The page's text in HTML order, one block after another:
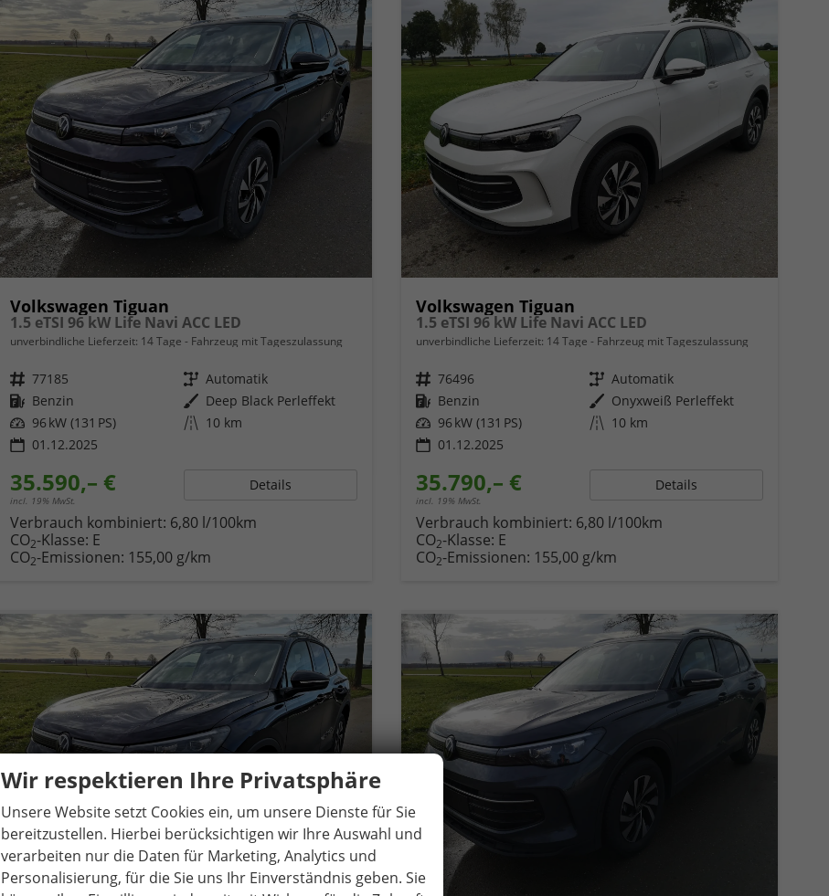
Volkswagen Tiguan
1.5 eTSI 96 kW Life Navi ACC LED
unverbindliche Lieferzeit: 14 Tage Fahrzeug mit Tageszulassung
Fahrzeugnr. 77185 Getriebe Automatik
Kraftstoff Benzin Außenfarbe Deep Black Perleffekt
Leistung 96 kW (131 PS) Kilometerstand 10 km
01.12.2025
35.590,– €
incl. 19% MwSt.
Details
Verbrauch kombiniert: 6,80 l/100km
CO2-Klasse: E
CO2-Emissionen: 155,00 g/km
Volkswagen Tiguan
1.5 eTSI 96 kW Life Navi ACC LED
unverbindliche Lieferzeit: 14 Tage Fahrzeug mit Tageszulassung
Fahrzeugnr. 76496 Getriebe Automatik
Kraftstoff Benzin Außenfarbe Onyxweiß Perleffekt
Leistung 96 kW (131 PS) Kilometerstand 10 km
01.12.2025
35.790,– €
incl. 19% MwSt.
Details
Verbrauch kombiniert: 6,80 l/100km
CO2-Klasse: E
CO2-Emissionen: 155,00 g/km
Wir respektieren Ihre Privatsphäre
Unsere Website setzt Cookies ein, um unsere Dienste für Sie
bereitzustellen. Hierbei berücksichtigen wir Ihre Auswahl und
verarbeiten nur die Daten für Marketing, Analytics und
Personalisierung, für die Sie uns Ihr Einverständnis geben. Sie